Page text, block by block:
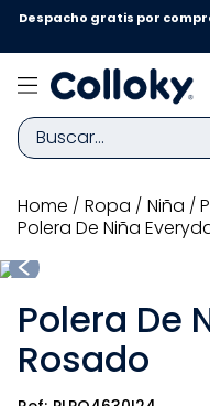
Despacho gratis por
Buscar...
ropa niña
Polera De Niña
Polera De
Rosado
TÉRMINOS MÁS
1.
zapatillas niña
2.
3.
medias
4.
sandalias